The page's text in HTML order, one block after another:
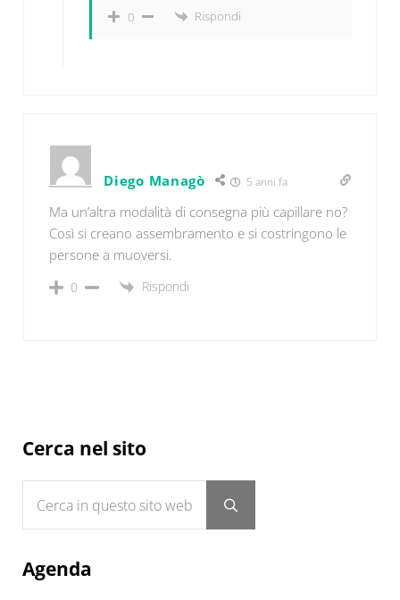
0 Rispondi
Diego Managò 5 anni fa
Ma un’altra modalità di consegna più capillare no?
Così si creano assembramento e si costringono le
persone a muoversi.
0 Rispondi
Sidebar
Cerca nel sito
Submit search
Agenda